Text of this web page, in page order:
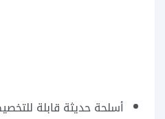
أسلحة حديثة قابلة